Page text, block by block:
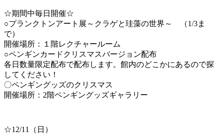
☆期間中毎日開催☆
○プランクトンアート展～クラゲと珪藻の世界～ （1/3ま
で）
開催場所：１階レクチャールーム
○ペンギンカードクリスマスバージョン配布
各日数量限定配布で配布します。館内のどこかにあるので探
してください！
〇ペンギングッズのクリスマス
開催場所：2階ペンギングッズギャラリー
☆12/11（日）